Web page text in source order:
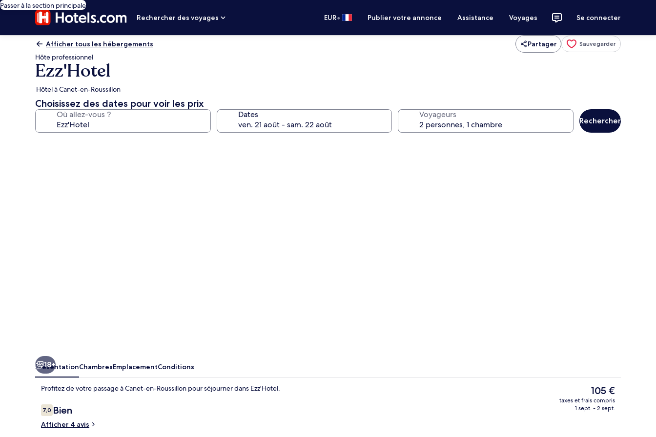
Passer à la section principale
Rechercher des voyages
EUR• Publier votre annonce Assistance Voyages Se connecter
Afficher tous les hébergements Partager Sauvegarder
Hôte professionnel
Ezz'Hotel
Hôtel à Canet-en-Roussillon
Choisissez des dates pour voir les prix
Où allez-vous ? Dates Voyageurs
Rechercher
18+
PrésentationChambresEmplacementConditions
Profitez de votre passage à Canet-en-Roussillon pour séjourner dans Ezz'Hotel.
Avis
voyageurs
7,07,0 sur 10
Bien
Afficher 4 avis
Le
prix
actuel
105 €
taxes et frais compris
1 sept. - 2 sept.